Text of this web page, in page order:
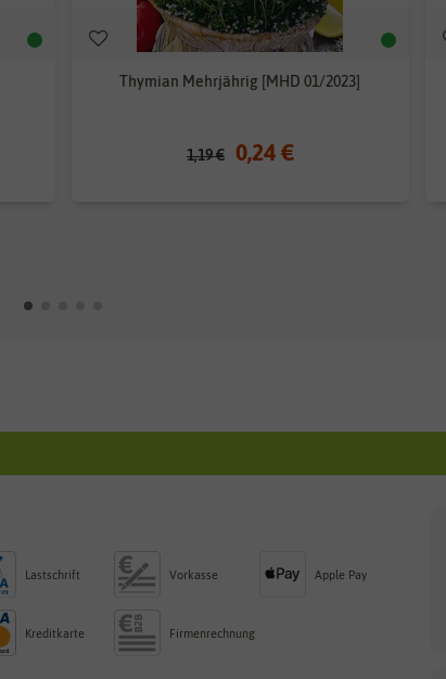
Thymian Mehrjährig [MHD 01/2023]
1,19 € 0,24 €
Lastschrift Vorkasse Apple Pay
Kreditkarte Firmenrechnung